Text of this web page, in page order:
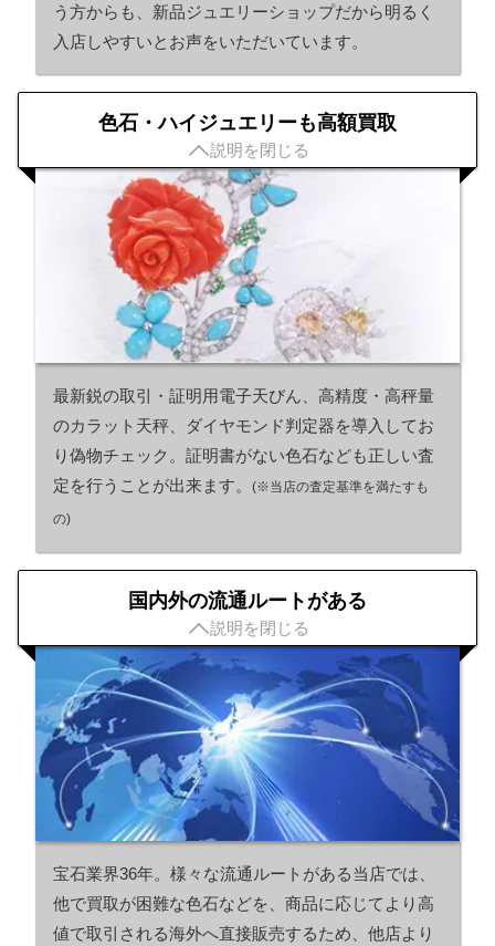
う方からも、新品ジュエリーショップだから明るく
入店しやすいとお声をいただいています。
色石・ハイジュエリーも高額買取
説明を閉じる
最新鋭の取引・証明用電子天びん、高精度・高秤量
のカラット天秤、ダイヤモンド判定器を導入してお
り偽物チェック。証明書がない色石なども正しい査
定を行うことが出来ます。
(※当店の査定基準を満たすも
の)
国内外の流通ルートがある
説明を閉じる
宝石業界36年。様々な流通ルートがある当店では、
他で買取が困難な色石などを、商品に応じてより高
値で取引される海外へ直接販売するため、他店より